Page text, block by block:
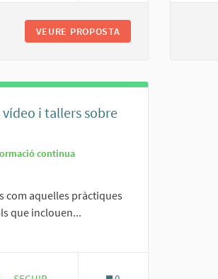
VEURE PROPOSTA
i tallers sobre
continua
com aquelles pràctiques
que inclouen...
Formació continua